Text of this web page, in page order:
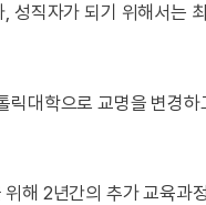
, 성직자가 되기 위해서는
대학으로 교명을 변경하
해 2년간의 추가 교육과